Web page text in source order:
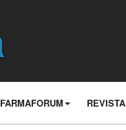
FARMAFORUM REVISTA